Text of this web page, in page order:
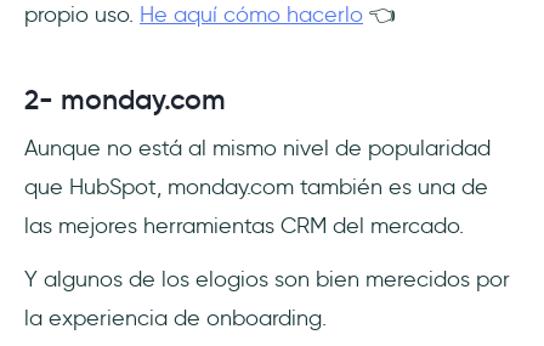
propio uso. He aquí cómo hacerlo 👈
2- monday.com
Aunque no está al mismo nivel de popularidad
que HubSpot, monday.com también es una de
las mejores herramientas CRM del mercado.
Y algunos de los elogios son bien merecidos por
la experiencia de onboarding.